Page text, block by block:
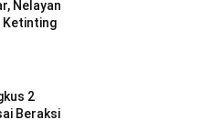
Nelayan
Ketinting
2
Beraksi